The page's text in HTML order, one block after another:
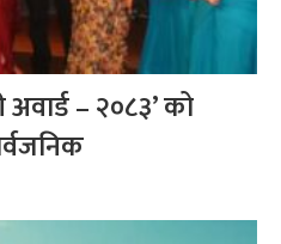
अवार्ड – २०८३’ को